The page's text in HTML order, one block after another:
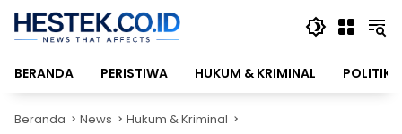
Langsung
konten
BERANDA
PERISTIWA HUKUM & KRIMINAL POLITIK
Beranda News Hukum & Kriminal